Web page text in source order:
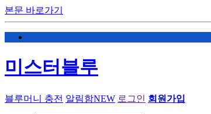
본문 바로가기
미스터블루
블루머니 충전 알림함NEW 로그인 회원가입